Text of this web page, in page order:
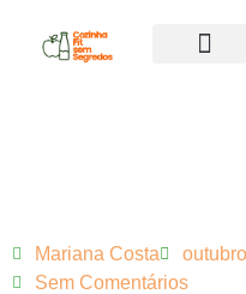
Mariana Costa
Sem Comentários